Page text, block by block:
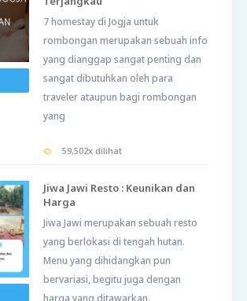
7 homestay di Jogja untuk
rombongan merupakan sebuah info
yang dianggap sangat penting dan
sangat dibutuhkan oleh para
traveler ataupun bagi rombongan
yang
59,502x dilihat
Jiwa Jawi Resto : Keunikan dan
Harga
Jiwa Jawi merupakan sebuah resto
yang berlokasi di tengah hutan.
Menu yang dihidangkan pun
bervariasi, begitu juga dengan